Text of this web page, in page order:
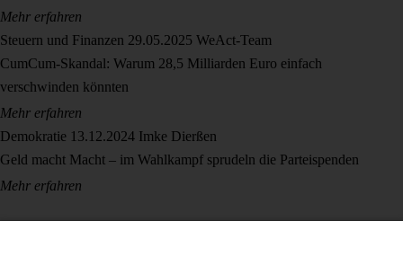
Mehr erfahren
Steuern und Finanzen 29.05.2025 WeAct-Team
CumCum-Skandal: Warum 28,5 Milliarden Euro einfach
verschwinden könnten
Mehr erfahren
Demokratie 13.12.2024 Imke Dierßen
Geld macht Macht – im Wahlkampf sprudeln die Parteispenden
Mehr erfahren